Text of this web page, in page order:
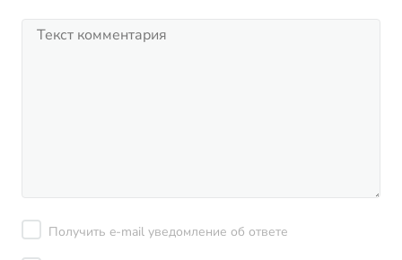
Получить e-mail уведомление об ответе